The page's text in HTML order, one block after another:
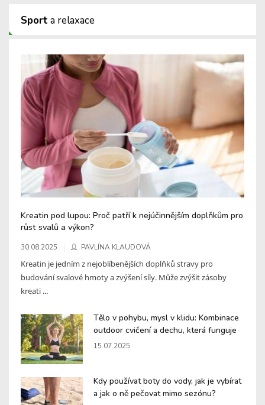
Sport a relaxace
Kreatin pod lupou: Proč patří k nejúčinnějším doplňkům pro
růst svalů a výkon?
30.08.2025 PAVLÍNA KLAUDOVÁ
Kreatin je jedním z nejoblíbenějších doplňků stravy pro
budování svalové hmoty a zvýšení síly. Může zvýšit zásoby
kreati ...
Tělo v pohybu, mysl v klidu: Kombinace
outdoor cvičení a dechu, která funguje
15.07.2025
Kdy používat boty do vody, jak je vybírat
a jak o ně pečovat mimo sezónu?